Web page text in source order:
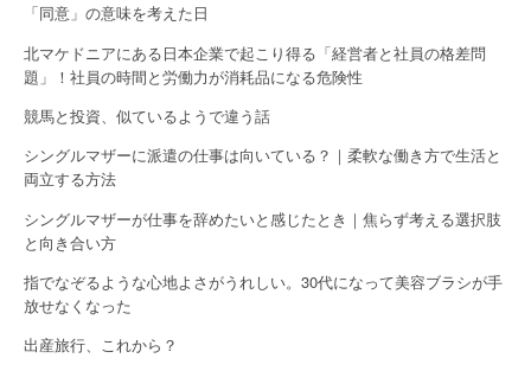
i
o
n
「同意」の意味を考えた日
北マケドニアにある日本企業で起こり得る「経営者と社員の格差問
題」！社員の時間と労働力が消耗品になる危険性
競馬と投資、似ているようで違う話
シングルマザーに派遣の仕事は向いている？｜柔軟な働き方で生活と
両立する方法
シングルマザーが仕事を辞めたいと感じたとき｜焦らず考える選択肢
と向き合い方
指でなぞるような心地よさがうれしい。30代になって美容ブラシが手
放せなくなった
出産旅行、これから？